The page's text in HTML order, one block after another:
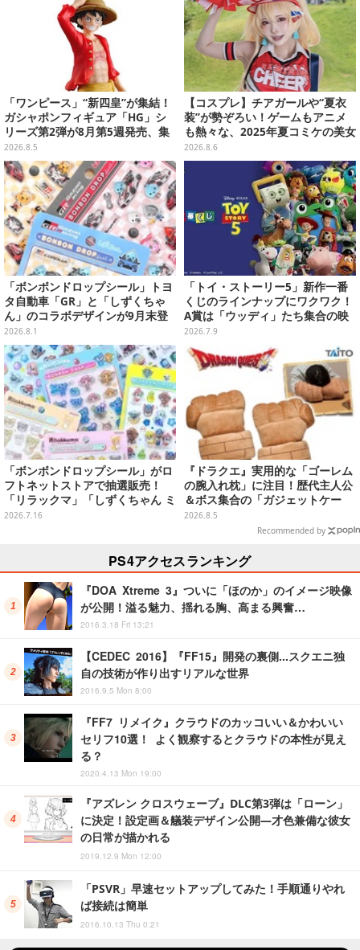
「ワンピース」“新四皇”が集結！
ガシャポンフィギュア「HG」シ
リーズ第2弾が8月第5週発売、集
めて並べたくなるクオリティ
2026.8.5
【コスプレ】チアガールや“夏衣
装”が勢ぞろい！ゲームもアニメ
も熱々な、2025年夏コミケの美女
レイヤーをプレイバック
2026.8.6
「ボンボンドロップシール」トヨ
タ自動車「GR」と「しずくちゃ
ん」のコラボデザインが9月末登
場！くま吉らも描かれた全4柄
2026.8.1
「トイ・ストーリー5」新作一番
くじのラインナップにワクワク！
A賞は「ウッディ」たち集合の映
画記念フィギュア
2026.7.9
「ボンボンドロップシール」がロ
フトネットストアで抽選販売！
「リラックマ」「しずくちゃん ミ
ニ」など全12種をラインナップ
2026.7.16
『ドラクエ』実用的な「ゴーレム
の腕入れ枕」に注目！歴代主人公
＆ボス集合の「ガジェットケー
ス」ほか9プライズが8月順次展開
2026.8.5
Recommended by
PS4アクセスランキング
『DOA Xtreme 3』ついに「ほのか」のイメージ映像
が公開！溢る魅力、揺れる胸、高まる興奮…
2016.3.18 Fri 13:21
【CEDEC 2016】『FF15』開発の裏側...スクエニ独
自の技術が作り出すリアルな世界
2016.9.5 Mon 8:00
『FF7 リメイク』クラウドのカッコいい＆かわいい
セリフ10選！ よく観察するとクラウドの本性が見え
る？
2020.4.13 Mon 19:00
『アズレン クロスウェーブ』DLC第3弾は「ローン」
に決定！設定画＆艤装デザイン公開―才色兼備な彼女
の日常が描かれる
2019.12.9 Mon 12:00
「PSVR」早速セットアップしてみた！手順通りやれ
ば接続は簡単
2016.10.13 Thu 0:21